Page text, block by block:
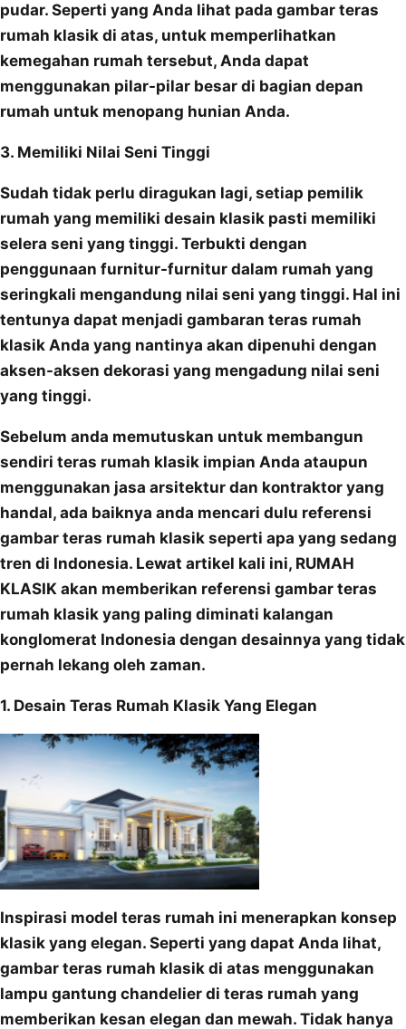
pudar. Seperti yang Anda lihat pada gambar teras
rumah klasik di atas, untuk memperlihatkan
kemegahan rumah tersebut, Anda dapat
menggunakan pilar-pilar besar di bagian depan
rumah untuk menopang hunian Anda.
3. Memiliki Nilai Seni Tinggi
Sudah tidak perlu diragukan lagi, setiap pemilik
rumah yang memiliki desain klasik pasti memiliki
selera seni yang tinggi. Terbukti dengan
penggunaan furnitur-furnitur dalam rumah yang
seringkali mengandung nilai seni yang tinggi. Hal ini
tentunya dapat menjadi gambaran teras rumah
klasik Anda yang nantinya akan dipenuhi dengan
aksen-aksen dekorasi yang mengadung nilai seni
yang tinggi.
Sebelum anda memutuskan untuk membangun
sendiri teras rumah klasik impian Anda ataupun
menggunakan jasa arsitektur dan kontraktor yang
handal, ada baiknya anda mencari dulu referensi
gambar teras rumah klasik seperti apa yang sedang
tren di Indonesia. Lewat artikel kali ini, RUMAH
KLASIK akan memberikan referensi gambar teras
rumah klasik yang paling diminati kalangan
konglomerat Indonesia dengan desainnya yang tidak
pernah lekang oleh zaman.
1. Desain Teras Rumah Klasik Yang Elegan
Inspirasi model teras rumah ini menerapkan konsep
klasik yang elegan. Seperti yang dapat Anda lihat,
gambar teras rumah klasik di atas menggunakan
lampu gantung chandelier di teras rumah yang
memberikan kesan elegan dan mewah. Tidak hanya